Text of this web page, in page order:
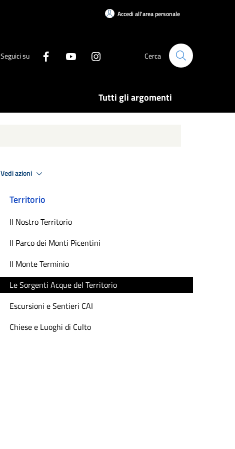
Accedi all'area personale
Seguici su Cerca
Tutti gli argomenti
Vedi azioni
Territorio
Il Nostro Territorio
Il Parco dei Monti Picentini
Il Monte Terminio
Le Sorgenti Acque del Territorio
Escursioni e Sentieri CAI
Chiese e Luoghi di Culto